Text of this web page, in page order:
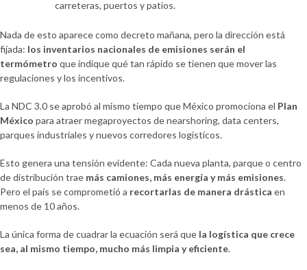
carreteras, puertos y patios.
Nada de esto aparece como decreto mañana, pero la dirección está
fijada: los inventarios nacionales de emisiones serán el
termómetro que indique qué tan rápido se tienen que mover las
regulaciones y los incentivos.
La NDC 3.0 se aprobó al mismo tiempo que México promociona el Plan
México para atraer megaproyectos de nearshoring, data centers,
parques industriales y nuevos corredores logísticos.
Esto genera una tensión evidente: Cada nueva planta, parque o centro
de distribución trae más camiones, más energía y más emisiones.
Pero el país se comprometió a recortarlas de manera drástica en
menos de 10 años.
La única forma de cuadrar la ecuación será que la logística que crece
sea, al mismo tiempo, mucho más limpia y eficiente.